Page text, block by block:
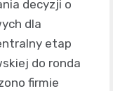
decyzji o
dla
etap
do ronda
firmie